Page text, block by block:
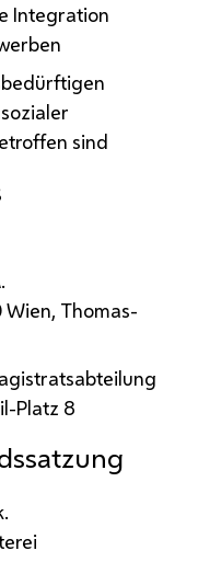
Integration
sind
Thomas-
Platz 8